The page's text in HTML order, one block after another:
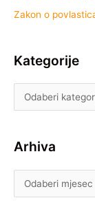
Zakon o
Kategorije
Arhiva